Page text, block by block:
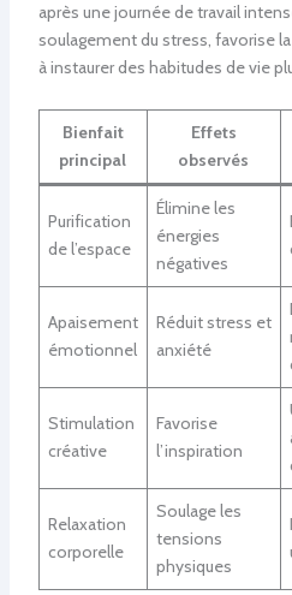
après une journée de travail
soulagement du stress, favorise
à instaurer des habitudes de vie
Bienfait
principal
Effets
observés
Purification
de l’espace
Élimine les
énergies
négatives
Apaisement
émotionnel
Réduit stress et
anxiété
Stimulation
créative
Favorise
l’inspiration
Relaxation
corporelle
Soulage les
tensions
physiques